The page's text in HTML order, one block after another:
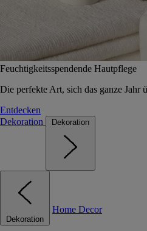
Feuchtigkeitsspendende Hautpflege
Die perfekte Art, sich das ganze Jahr
Entdecken
Dekoration
Dekoration
Dekoration
Home Decor